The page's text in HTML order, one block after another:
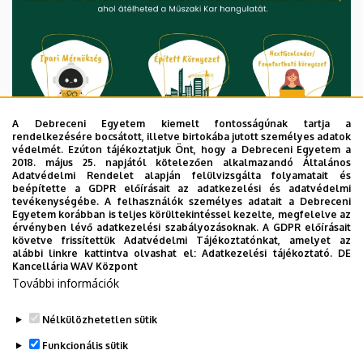
Legutóbbi frissítés: 2026. 02. 26. 07:43
A Debreceni Egyetem kiemelt fontosságúnak tartja a
rendelkezésére bocsátott, illetve birtokába jutott személyes adatok
védelmét. Ezúton tájékoztatjuk Önt, hogy a Debreceni Egyetem a
2018. május 25. napjától kötelezően alkalmazandó Általános
Adatvédelmi Rendelet alapján felülvizsgálta folyamatait és
beépítette a GDPR előírásait az adatkezelési és adatvédelmi
tevékenységébe. A felhasználók személyes adatait a Debreceni
Egyetem korábban is teljes körültekintéssel kezelte, megfelelve az
érvényben lévő adatkezelési szabályozásoknak. A GDPR előírásait
követve frissítettük Adatvédelmi Tájékoztatónkat, amelyet az
alábbi linkre kattintva olvashat el:Adatkezelési tájékoztató. DE
Kancellária WAV Központ
További információk
Nélkülözhetetlen sütik
Funkcionális sütik